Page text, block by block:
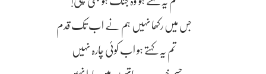
جس میں رکھا نہیں ہم نے اب تک قدم
تم یہ کہتے ہو اب کوئی چارہ نہیں